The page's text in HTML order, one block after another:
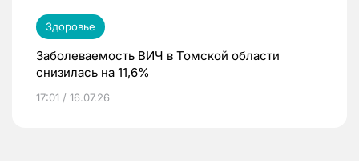
Здоровье
Заболеваемость ВИЧ в Томской области
снизилась на 11,6%
17:01 / 16.07.26